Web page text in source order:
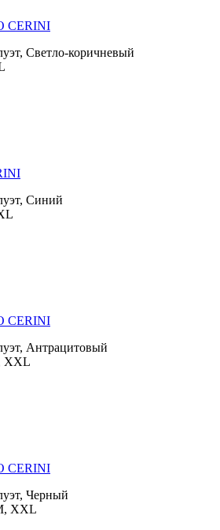
CERINI
Светло-коричневый
Синий
CERINI
Антрацитовый
XXL
CERINI
Черный
XXL